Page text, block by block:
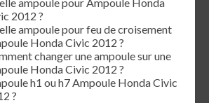
2012 ?
ampoule pour feu de croisement
Honda Civic 2012 ?
changer une ampoule sur une
Honda Civic 2012 ?
h1 ou h7 Ampoule Honda Civic
?